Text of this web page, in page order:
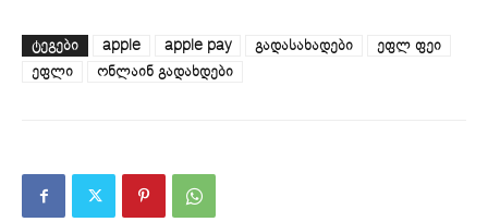
ᲢᲔᲒᲔᲑᲘ apple apple pay გადასახადები
ეფლ ფეი
ეფლი
ონლაინ გადახდები